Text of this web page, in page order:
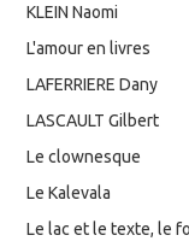
KLEIN Naomi
L'amour en livres
LAFERRIERE Dany
LASCAULT Gilbert
Le clownesque
Le Kalevala
Le lac et le texte, le